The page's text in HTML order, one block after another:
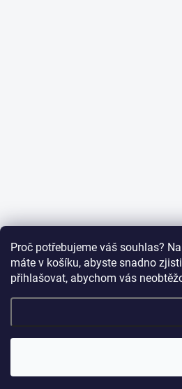
Proč potřebujeme váš souhlas?
máte v košíku, abyste snadno
přihlašovat, abychom vás